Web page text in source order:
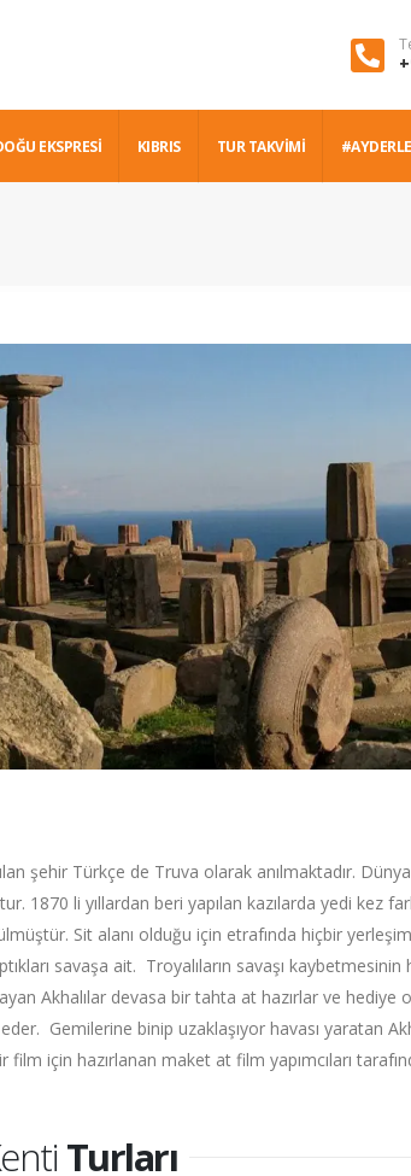
EKSPRESİ KIBRIS TUR TAKVİMİ
şehir Türkçe de Truva olarak anılmaktadır.
1870 li yıllardan beri yapılan kazılarda yedi kez
Sit alanı olduğu için etrafında hiçbir
savaşa ait. Troyalıların savaşı
Akhalılar devasa bir tahta at hazırlar ve
Gemilerine binip uzaklaşıyor havası yaratan
film için hazırlanan maket at film yapımcıları
Turları